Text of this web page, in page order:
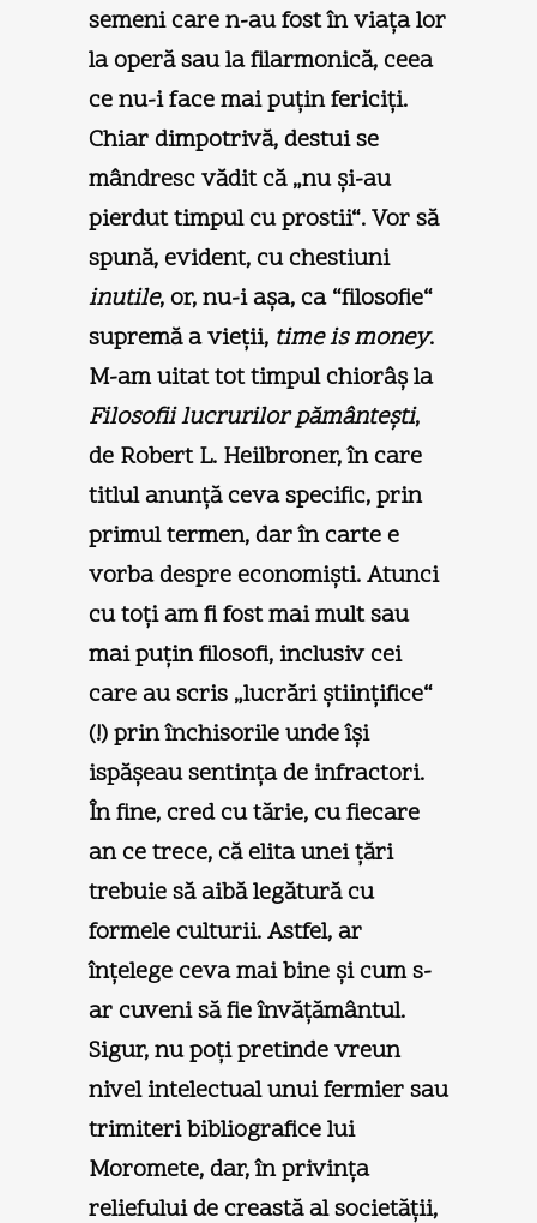
semeni care n-au fost în viaţa lor
la operă sau la filarmonică, ceea
ce nu-i face mai puţin fericiţi.
Chiar dimpotrivă, destui se
mândresc vădit că „nu şi-au
pierdut timpul cu prostii“. Vor să
spună, evident, cu chestiuni
inutile, or, nu-i aşa, ca “filosofie“
supremă a vieţii, time is money.
M-am uitat tot timpul chiorâş la
Filosofii lucrurilor pământeşti,
de Robert L. Heilbroner, în care
titlul anunţă ceva specific, prin
primul termen, dar în carte e
vorba despre economişti. Atunci
cu toţi am fi fost mai mult sau
mai puţin filosofi, inclusiv cei
care au scris „lucrări ştiinţifice“
(!) prin închisorile unde îşi
ispăşeau sentinţa de infractori.
În fine, cred cu tărie, cu fiecare
an ce trece, că elita unei ţări
trebuie să aibă legătură cu
formele culturii. Astfel, ar
înţelege ceva mai bine şi cum s-
ar cuveni să fie învăţământul.
Sigur, nu poţi pretinde vreun
nivel intelectual unui fermier sau
trimiteri bibliografice lui
Moromete, dar, în privinţa
reliefului de creastă al societăţii,